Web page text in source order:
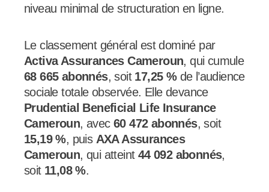
niveau minimal de structuration en ligne.
Le classement général est dominé par
Activa Assurances Cameroun, qui cumule
68 665 abonnés, soit 17,25 %de l’audience
sociale totale observée. Elle devance
Prudential Beneficial Life Insurance
Cameroun, avec60 472 abonnés, soit
15,19 %, puis AXA Assurances
Cameroun, qui atteint 44 092 abonnés,
soit 11,08 %.